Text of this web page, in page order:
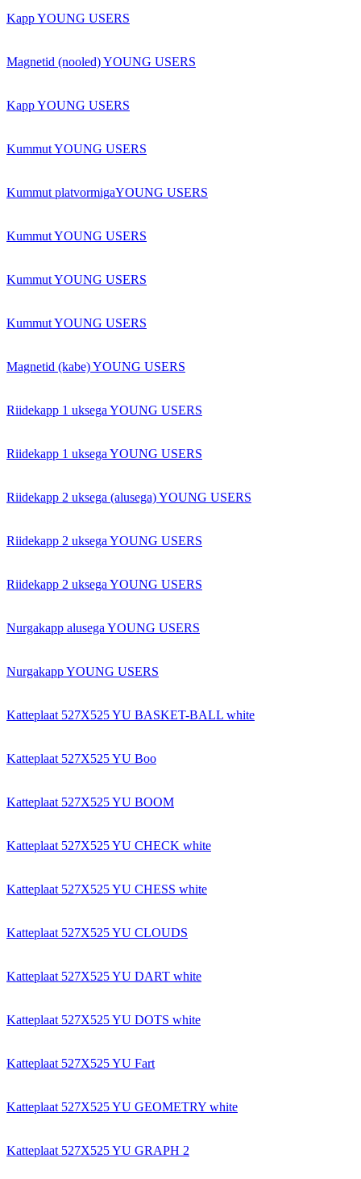
Kapp YOUNG USERS
Magnetid (nooled) YOUNG USERS
Kapp YOUNG USERS
Kummut YOUNG USERS
Kummut platvormigaYOUNG USERS
Kummut YOUNG USERS
Kummut YOUNG USERS
Kummut YOUNG USERS
Magnetid (kabe) YOUNG USERS
Riidekapp 1 uksega YOUNG USERS
Riidekapp 1 uksega YOUNG USERS
Riidekapp 2 uksega (alusega) YOUNG USERS
Riidekapp 2 uksega YOUNG USERS
Riidekapp 2 uksega YOUNG USERS
Nurgakapp alusega YOUNG USERS
Nurgakapp YOUNG USERS
Katteplaat 527X525 YU BASKET-BALL white
Katteplaat 527X525 YU Boo
Katteplaat 527X525 YU BOOM
Katteplaat 527X525 YU CHECK white
Katteplaat 527X525 YU CHESS white
Katteplaat 527X525 YU CLOUDS
Katteplaat 527X525 YU DART white
Katteplaat 527X525 YU DOTS white
Katteplaat 527X525 YU Fart
Katteplaat 527X525 YU GEOMETRY white
Katteplaat 527X525 YU GRAPH 2